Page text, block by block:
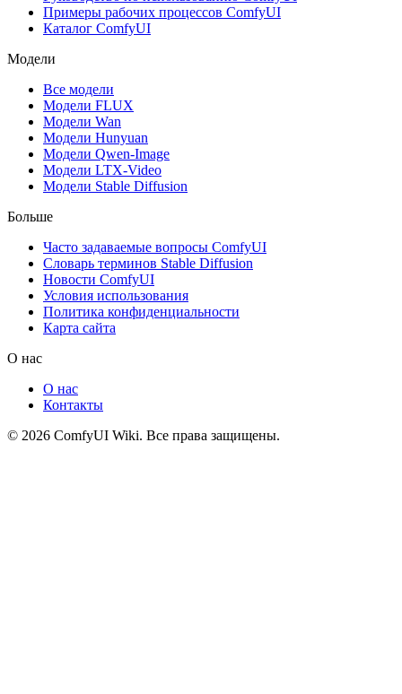
Примеры рабочих процессов ComfyUI
Каталог ComfyUI
Модели
Все модели
Модели FLUX
Модели Wan
Модели Hunyuan
Модели Qwen-Image
Модели LTX-Video
Модели Stable Diffusion
Больше
Часто задаваемые вопросы ComfyUI
Словарь терминов Stable Diffusion
Новости ComfyUI
Условия использования
Политика конфиденциальности
Карта сайта
О нас
О нас
Контакты
© 2026 ComfyUI Wiki. Все права защищены.